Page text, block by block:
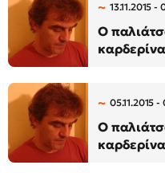
13.11.2015 -
Ο
05.11.2015
Ο
καρδερίνα